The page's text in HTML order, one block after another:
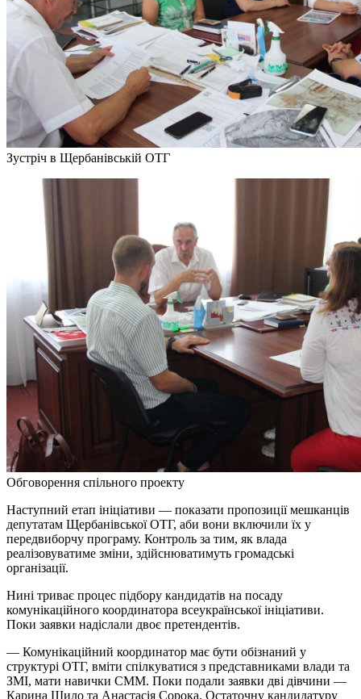
Зустріч в Щербанівській ОТГ
Обговорення спільного проекту
Наступний етап ініціативи — показати пропозиції мешканців
депутатам Щербанівської ОТГ, аби вони включили їх у
передвиборчу програму. Контроль за тим, як влада
реалізовуватиме зміни, здійснюватимуть громадські
організації.
Нині триває процес підбору кандидатів на посаду
комунікаційного координатора всеукраїнської ініціативи.
Поки заявки надіслали двоє претендентів.
— Комунікаційний координатор має бути обізнаний у
структурі ОТГ, вміти спілкуватися з представниками влади та
ЗМІ, мати навички СММ. Поки подали заявки дві дівчини —
Карина Шило та Анастасія Сорока. Остаточну кандидатуру